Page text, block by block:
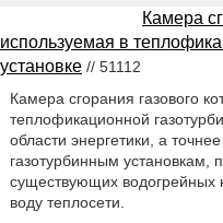
Камера
используемая в
установке // 51112
Камера сгорания газового
теплофикационной
области энергетики, а
газотурбинным
существующих водогрейных
воду теплосети.